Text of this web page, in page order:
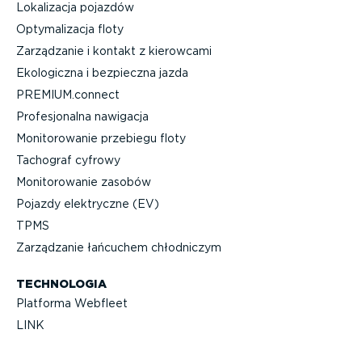
Lokalizacja pojazdów
Optyma­li­zacja floty
Zarządzanie i kontakt z kierowcami
Ekologiczna i bezpieczna jazda
PREMIUM.connect
Profe­sjo­nalna nawigacja
Monito­ro­wanie przebiegu floty
Tachograf cyfrowy
Monito­ro­wanie zasobów
Pojazdy elektryczne (EV)
TPMS
Zarządzanie łańcuchem chłodniczym
TECHNOLOGIA
Platforma Webfleet
LINK